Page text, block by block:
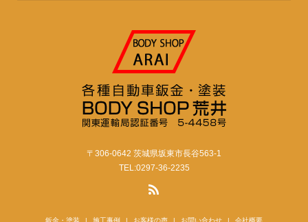
〒306-0642 茨城県坂東市長谷563-1
TEL:0297-36-2235
鈑金・塗装 施工事例 お客様の声 お問い合わせ 会社概要